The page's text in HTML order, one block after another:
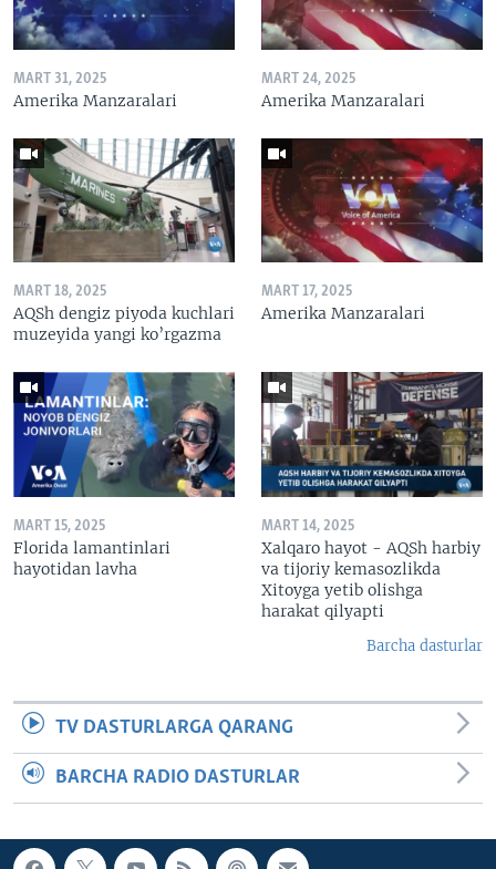
MART 31, 2025
Amerika Manzaralari
MART 24, 2025
Amerika Manzaralari
MART 18, 2025
AQSh dengiz piyoda kuchlari
muzeyida yangi ko’rgazma
MART 17, 2025
Amerika Manzaralari
MART 15, 2025
Florida lamantinlari
hayotidan lavha
MART 14, 2025
Xalqaro hayot - AQSh harbiy
va tijoriy kemasozlikda
Xitoyga yetib olishga
harakat qilyapti
Barcha dasturlar
TV DASTURLARGA QARANG
BARCHA RADIO DASTURLAR